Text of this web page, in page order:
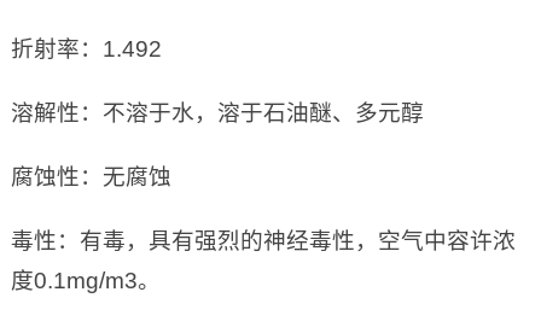
折射率：1.492
溶解性：不溶于水，溶于石油醚、多元醇
腐蚀性：无腐蚀
毒性：有毒，具有强烈的神经毒性，空气中容许浓
度0.1mg/m3。